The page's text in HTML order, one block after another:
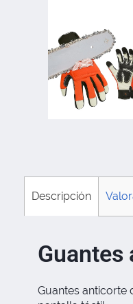
Descripción
Guantes
Guantes anticorte